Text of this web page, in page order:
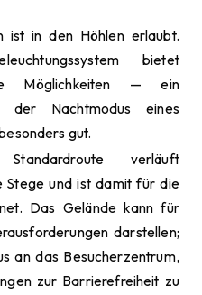
ist in den Höhlen erlaubt.
bietet
Möglichkeiten — ein
der Nachtmodus eines
gut.
verläuft
Stege und ist damit für die
Das Gelände kann für
darstellen;
an das Besucherzentrum,
zur Barrierefreiheit zu